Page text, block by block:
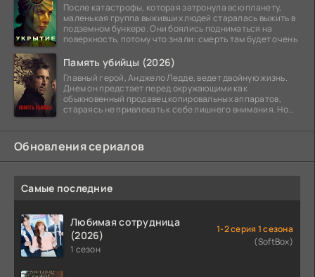
После катастрофы, которая затронула всю планету,
маленькая группа выживших людей старалась выжить в
подземном бункере. Они боялись подниматься на
поверхность, потому что знали: смерть там будет очень
Память убийцы (2026)
Главный герой, Анджело Ледде, ведет двойную жизнь.
Днем он предстает перед окружающими как
обыкновенный продавец копировальных аппаратов,
стараясь не привлекать к себе лишнего внимания. Но
Обновления сериалов
Самые последние
Любимая сотрудница
(2026)
1 сезон
1-2 серия 1 сезона
(SoftBox)